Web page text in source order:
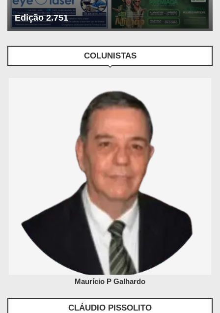
Edição 2.751
COLUNISTAS
Maurício P Galhardo
CLÁUDIO PISSOLITO